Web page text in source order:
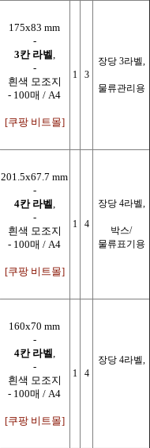
175x83 mm
-
3칸 라벨
-
흰색 모조지
- 100매 / A4
[쿠팡 비트몰]
1 3
장당 3라벨,
물류관리용
201.5x67.7 mm
-
4칸 라벨
-
흰색 모조지
- 100매 / A4
[쿠팡 비트몰]
1 4
장당 4라벨,
박스/
물류표기용
160x70 mm
-
4칸 라벨
-
흰색 모조지
- 100매 / A4
[쿠팡 비트몰]
1 4
장당 4라벨,